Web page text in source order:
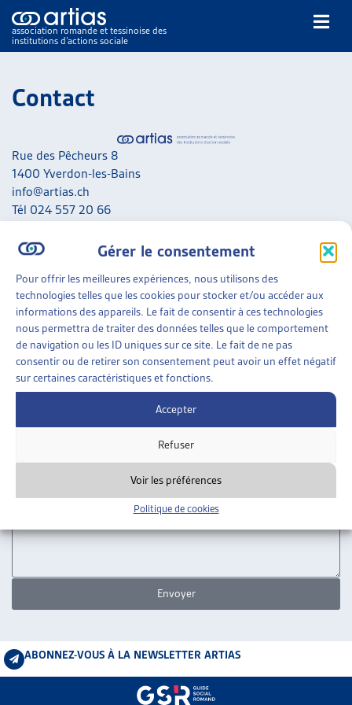
Gérer le consentement
Pour offrir les meilleures expériences, nous utilisons des
technologies telles que les cookies pour stocker et/ou accéder aux
informations des appareils. Le fait de consentir à ces technologies
nous permettra de traiter des données telles que le comportement
de navigation ou les ID uniques sur ce site. Le fait de ne pas
consentir ou de retirer son consentement peut avoir un effet négatif
sur certaines caractéristiques et fonctions.
Accepter
Refuser
Voir les préférences
Politique de cookies
association romande et tessinoise des
institutions d’actions sociale
NOS PUBLICATIONS
ARTICLES
VEILLE
RESSOURCES
THÉMATIQUES
GUIDE SOCIAL ROMAND
AUTRES
ARTIAS
L’ASSOCIATION
JOURNÉES D’AUTOMNE
Contact
Rue des Pêcheurs 8
1400 Yverdon-les-Bains
info@artias.ch
Tél 024 557 20 66
NOUS CONTACTER
A noter que nous ne répondons pas aux messages liés aux
situations personnelles. Adressez-vous en priorité aux
services concernés de votre canton.
Nom
Message
Envoyer
ABONNEZ-VOUS À LA NEWSLETTER ARTIAS